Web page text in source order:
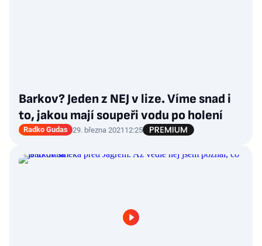
Barkov? Jeden z NEJ v lize. Víme snad i
to, jakou mají soupeři vodu po holení
Radko Gudas 29. března 2021 12:25